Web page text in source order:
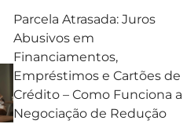
Parcela Atrasada: Juros
Abusivos em
Financiamentos,
Empréstimos e Cartões de
Crédito – Como Funciona a
Negociação de Redução